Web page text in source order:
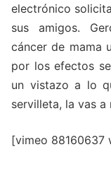
electrónico
sus amigos.
cáncer de mama
por los efectos
un vistazo a lo
servilleta, la vas a
[vimeo 88160637